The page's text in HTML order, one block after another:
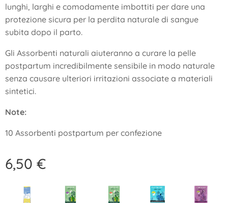
lunghi, larghi e comodamente imbottiti per dare una
protezione sicura per la perdita naturale di sangue
subita dopo il parto.
Gli Assorbenti naturali aiuteranno a curare la pelle
postpartum incredibilmente sensibile in modo naturale
senza causare ulteriori irritazioni associate a materiali
sintetici.
Note:
10 Assorbenti postpartum per confezione
6,50 €